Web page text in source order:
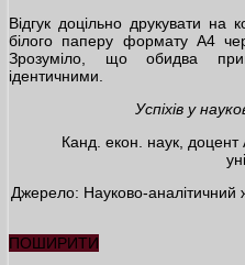
Відгук доцільно друкувати на
білого паперу формату А4
Зрозуміло, що обидва
ідентичними.
Успіхів у
Канд. екон. наук,
Джерело: Науково-аналітичний
ПОШИРИТИ